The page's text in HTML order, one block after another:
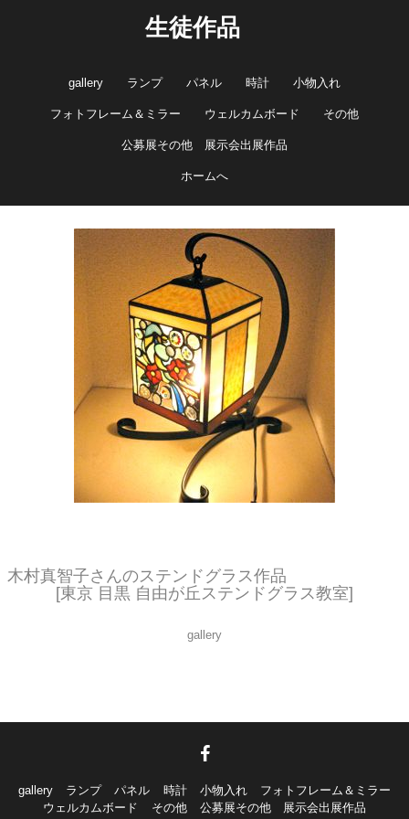
生徒作品
gallery ランプ パネル 時計 小物入れ
フォトフレーム＆ミラー ウェルカムボード その他
公募展その他 展示会出展作品
ホームへ
木村真智子さんのステンドグラス作品
[東京 目黒 自由が丘ステンドグラス教室]
gallery
gallery ランプ パネル 時計 小物入れ
フォトフレーム＆ミラー
ウェルカムボード
その他 公募展その他 展示会出展作品